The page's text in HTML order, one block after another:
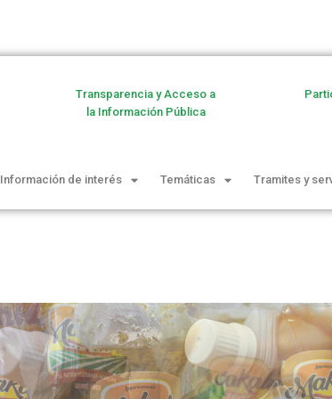
Transparencia y Acceso a
la Información Pública
Información de interés Temáticas Tramites y